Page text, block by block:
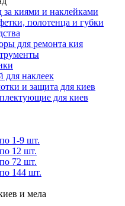
за киями и наклейками
полотенца и губки
для ремонта кия
для наклеек
и защита для киев
для киев
1-9 шт.
12 шт.
72 шт.
144 шт.
и мела